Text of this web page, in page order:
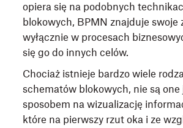
opiera się na podobnych
blokowych, BPMN znajduje swoje
wyłącznie w procesach
się go do innych celów.
Chociaż istnieje bardzo wiele
schematów blokowych, nie są one
sposobem na wizualizację
które na pierwszy rzut oka i ze